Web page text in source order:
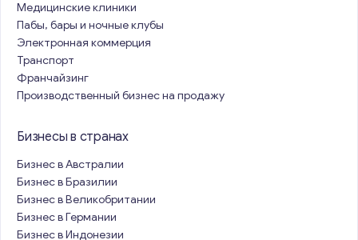
Медицинские клиники
Пабы, бары и ночные клубы
Электронная коммерция
Транспорт
Франчайзинг
Производственный бизнес на продажу
Бизнесы в странах
Бизнес в Австралии
Бизнес в Бразилии
Бизнес в Великобритании
Бизнес в Германии
Бизнес в Индонезии